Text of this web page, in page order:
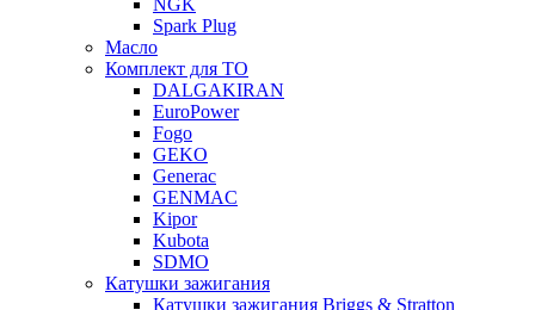
NGK
Spark Plug
Масло
Комплект для ТО
DALGAKIRAN
EuroPower
Fogo
GEKO
Generac
GENMAC
Kipor
Kubota
SDMO
Катушки зажигания
Катушки зажигания Briggs & Stratton